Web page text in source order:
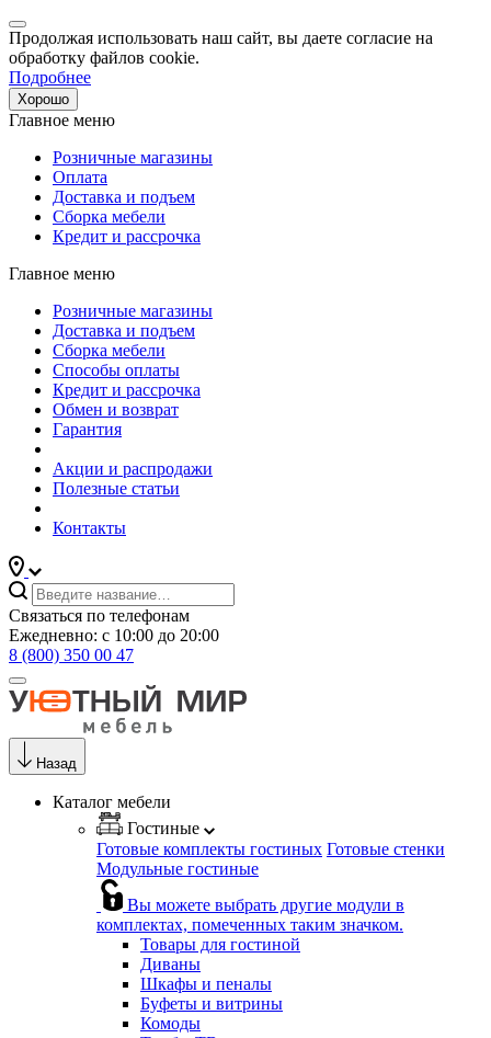
Продолжая использовать наш сайт, вы даете согласие на
обработку файлов cookie.
Подробнее
Хорошо
Главное меню
Розничные магазины
Оплата
Доставка и подъем
Сборка мебели
Кредит и рассрочка
Главное меню
Розничные магазины
Доставка и подъем
Сборка мебели
Способы оплаты
Кредит и рассрочка
Обмен и возврат
Гарантия
Акции и распродажи
Полезные статьи
Контакты
Связаться по телефонам
Ежедневно: с 10:00 до 20:00
8 (800) 350 00 47
Назад
Каталог мебели
Гостиные
Готовые комплекты гостиных Готовые стенки
Модульные гостиные
Вы можете выбрать другие модули в
комплектах, помеченных таким значком.
Товары для гостиной
Диваны
Шкафы и пеналы
Буфеты и витрины
Комоды